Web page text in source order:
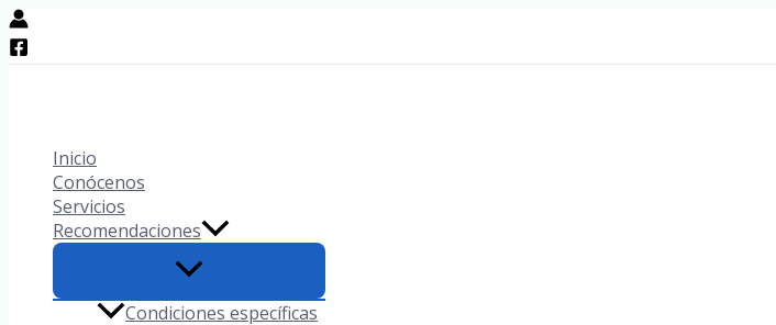
Ir
al
Inicio
Conócenos
Servicios
Recomendaciones
Condiciones específicas